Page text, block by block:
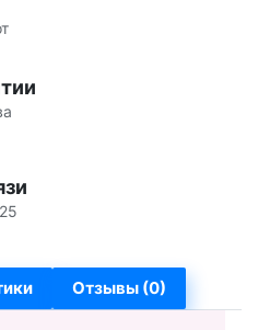
Отзывы (0)